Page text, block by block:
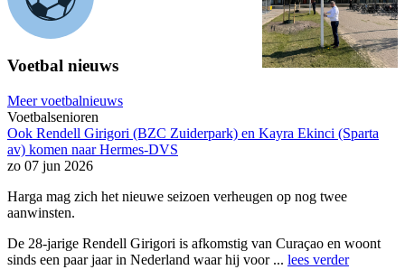
Voetbal nieuws
Meer voetbalnieuws
Voetbalsenioren
Ook Rendell Girigori (BZC Zuiderpark) en Kayra Ekinci (Sparta
av) komen naar Hermes-DVS
zo 07 jun 2026
Harga mag zich het nieuwe seizoen verheugen op nog twee
aanwinsten.
De 28-jarige Rendell Girigori is afkomstig van Curaçao en woont
sinds een paar jaar in Nederland waar hij voor ... lees verder